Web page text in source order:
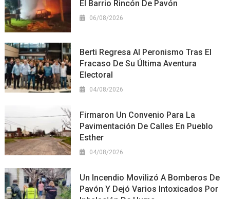
El Barrio Rincón De Pavón
06/08/2026
Berti Regresa Al Peronismo Tras El
Fracaso De Su Última Aventura
Electoral
04/08/2026
Firmaron Un Convenio Para La
Pavimentación De Calles En Pueblo
Esther
04/08/2026
Un Incendio Movilizó A Bomberos De
Pavón Y Dejó Varios Intoxicados Por